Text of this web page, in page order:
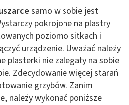
samo w sobie jest
pokrojone na plastry
poziomo sitkach i
urządzenie. Uważać należy
plasterki nie zalegały na sobie
Zdecydowanie więcej starań
grzybów. Zanim
należy wykonać poniższe